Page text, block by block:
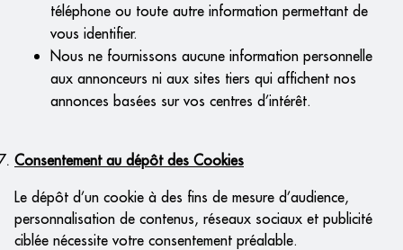
téléphone ou toute autre information permettant de
vous identifier.
Nous ne fournissons aucune information personnelle
aux annonceurs ni aux sites tiers qui affichent nos
annonces basées sur vos centres d’intérêt.
Consentement au dépôt des Cookies
Le dépôt d’un cookie à des fins de mesure d’audience,
personnalisation de contenus, réseaux sociaux et publicité
ciblée nécessite votre consentement préalable.